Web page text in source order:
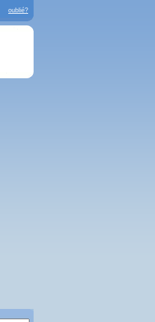
oublié?